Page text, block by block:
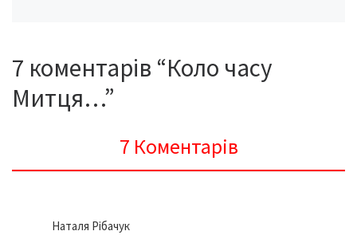
7 коментарів “Коло часу
Митця…”
7 Коментарів
Наталя Рібачук